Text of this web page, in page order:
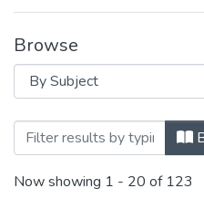
Browse
Browsing 5.
Now showing 1 - 20 of 123